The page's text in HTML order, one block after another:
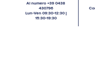
Al numero +39 0438
430796
Lun-Ven 09:30-12:30 |
15:30-19:30